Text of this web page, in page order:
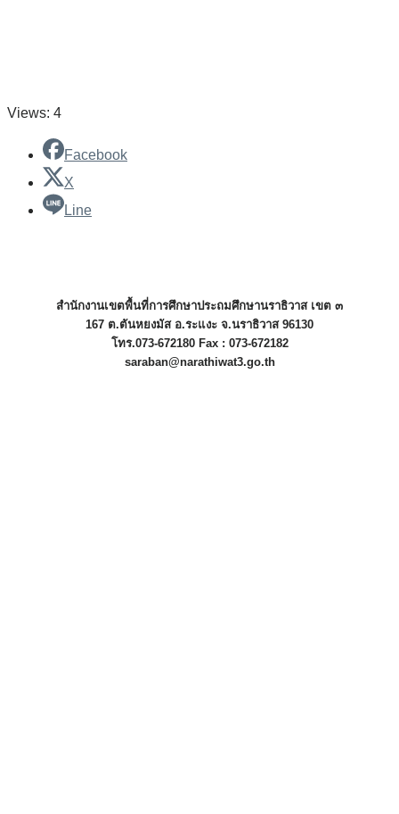
Views: 4
Facebook
X
Line
สำนักงานเขตพื้นที่การศึกษาประถมศึกษานราธิวาส เขต ๓
167 ต.ตันหยงมัส อ.ระแงะ จ.นราธิวาส 96130
โทร.073-672180 Fax : 073-672182
saraban@narathiwat3.go.th